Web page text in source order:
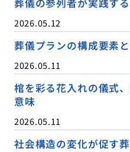
葬儀の参列者が実践す
2026.05.12
葬儀プランの構成要素
2026.05.11
棺を彩る花入れの儀式
意味
2026.05.11
社会構造の変化が促す